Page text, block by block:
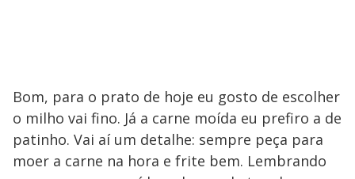
Bom, para o prato de hoje eu gosto de escolher
o milho vai fino. Já a carne moída eu prefiro a de
patinho. Vai aí um detalhe: sempre peça para
moer a carne na hora e frite bem. Lembrando